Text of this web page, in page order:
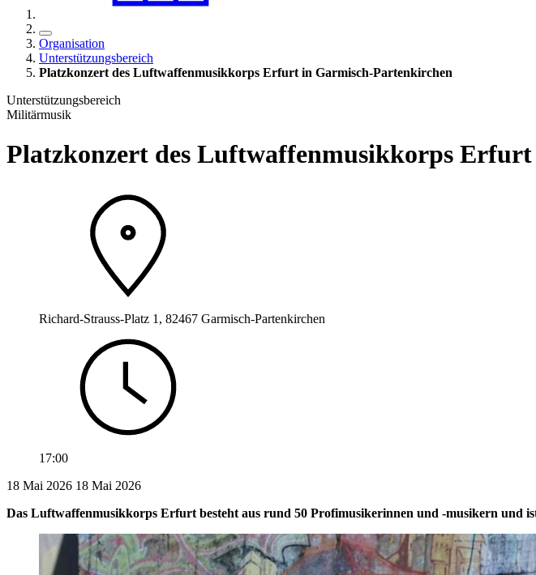
Organisation
Unterstützungsbereich
Platzkonzert des Luftwaffenmusikkorps Erfurt in Garmisch-Partenkirchen
Unterstützungsbereich
Militärmusik
Platzkonzert des Luftwaffenmusikkorps
Richard-Strauss-Platz 1, 82467 Garmisch-Partenkirchen
17:00
18 Mai 2026 18 Mai 2026
Das Luftwaffenmusikkorps Erfurt besteht aus rund 50 Profimusikerinnen und -musikern und